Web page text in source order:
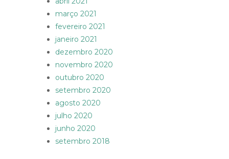
março 2021
fevereiro 2021
janeiro 2021
dezembro 2020
novembro 2020
outubro 2020
setembro 2020
agosto 2020
julho 2020
junho 2020
setembro 2018